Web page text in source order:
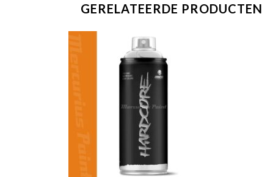
GERELATEERDE PRODUCTEN